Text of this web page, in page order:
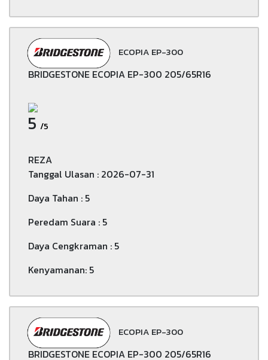
ECOPIA EP-300
BRIDGESTONE ECOPIA EP-300 205/65R16
5 /5
REZA
Tanggal Ulasan : 2026-07-31
Daya Tahan : 5
Peredam Suara : 5
Daya Cengkraman : 5
Kenyamanan: 5
ECOPIA EP-300
BRIDGESTONE ECOPIA EP-300 205/65R16